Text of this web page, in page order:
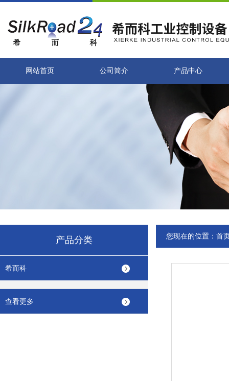
网站首页 公司简介 产品中心
产品分类
希而科
查看更多
您现在的位置： 首